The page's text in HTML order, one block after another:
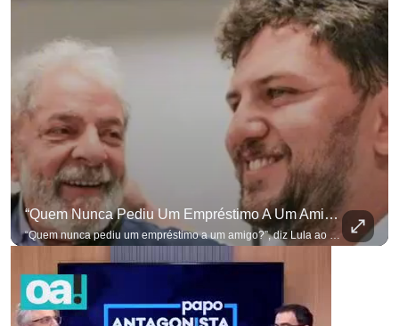
“Quem Nunca Pediu Um Empréstimo A Um Amigo?”, Diz Lula Ao Defender Seu Ex-Chefe De Gabinete
“Quem nunca pediu um empréstimo a um amigo?”, diz Lula ao defender seu ex-chefe de gabinete Marcola, que recebeu R$ 249 mil de uma empresa ligada a uma amiga de Lulinha. #OAntagonista Se você busca informação com credibilidade, inscreva-se agora e ative o